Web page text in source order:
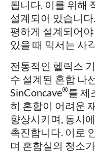
됩니다. 이를 위해
설계되어 있습니
평하게 설계되어
있을 때 믹서는 사
전통적인 헬릭스
수 설계된 혼합 나
SinConcave®를 제
히 혼합이 어려운
향상시키며, 동시
촉진합니다. 이로
며 혼합실의 청소